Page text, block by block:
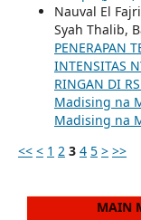
Nauval El
Syah Thalib,
PENERAPAN
INTENSITAS
RINGAN DI
Madising na
Madising na
<< < 1 2 3 4 5 > >>
MAIN